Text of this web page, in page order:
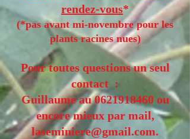
rendez-vous*
(*pas avant mi-novembre pour les
plants racines nues)
Pour toutes questions un seul
contact :
Guillaume au0621918460ou
encore mieux par mail,
laseminiere@gmail.com.